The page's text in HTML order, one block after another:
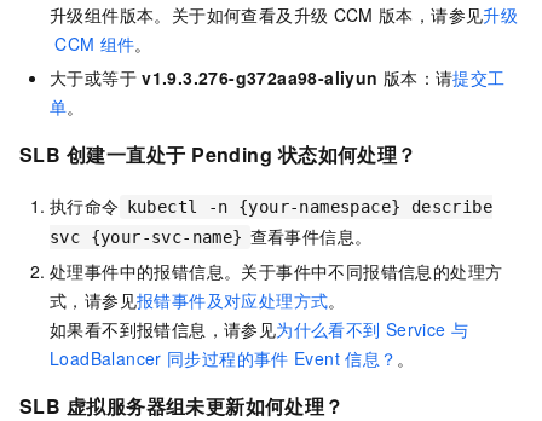
升级组件版本。关于如何查看及升级 CCM 版本，请参见升级
CCM 组件。
大于或等于 v1.9.3.276-g372aa98-aliyun 版本：请提交工
单。
SLB 创建一直处于 Pending 状态如何处理？
执行命令
kubectl -n {your-namespace} describe
svc {your-svc-name} 查看事件信息。
处理事件中的报错信息。关于事件中不同报错信息的处理方
式，请参见报错事件及对应处理方式。
如果看不到报错信息，请参见为什么看不到 Service 与
LoadBalancer 同步过程的事件 Event 信息？ 。
SLB 虚拟服务器组未更新如何处理？